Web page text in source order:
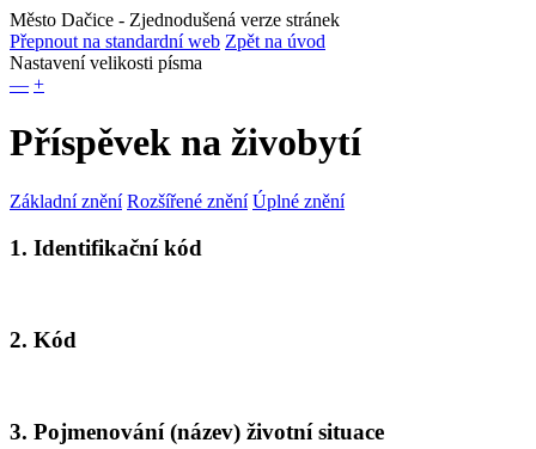
Město Dačice - Zjednodušená verze stránek
Přepnout na standardní web Zpět na úvod
Nastavení velikosti písma
— +
Příspěvek na živobytí
Základní znění Rozšířené znění Úplné znění
1. Identifikační kód
2. Kód
3. Pojmenování (název) životní situace